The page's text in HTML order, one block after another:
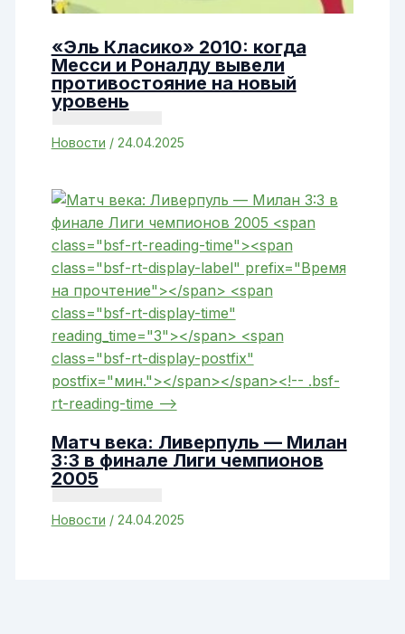
«Эль Класико» 2010: когда
Месси и Роналду вывели
противостояние на новый
уровень
Новости / 24.04.2025
Матч века: Ливерпуль — Милан
3:3 в финале Лиги чемпионов
2005
Новости / 24.04.2025